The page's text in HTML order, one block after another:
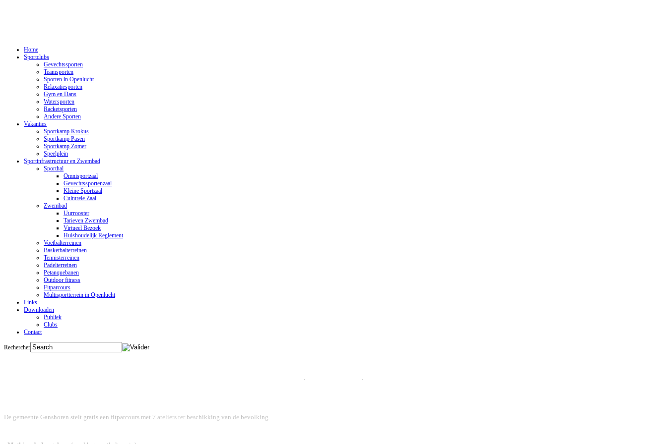
Home
Sportclubs
Gevechtssporten
Teamsporten
Sporten in Openlucht
Relaxatiesporten
Gym en Dans
Watersporten
Racketsporten
Andere Sporten
Vakanties
Sportkamp Krokus
Sportkamp Pasen
Sportkamp Zomer
Speelplein
Sportinfrastructuur en Zwembad
Sporthal
Omnisportzaal
Gevechtssportenzaal
Kleine Sportzaal
Culturele Zaal
Zwembad
Uurrooster
Tarieven Zwembad
Virtueel Bezoek
Huishoudelijk Reglement
Voetbalterreinen
Basketbalterreinen
Tennisterreinen
Padelterreinen
Petanquebanen
Outdoor fitness
Fitparcours
Multisportterrein in Openlucht
Links
Downloaden
Publiek
Clubs
Contact
Rechercher
De gemeente Ganshoren stelt gratis een fitparcours met 7 ateliers ter beschikking van de bevolking.